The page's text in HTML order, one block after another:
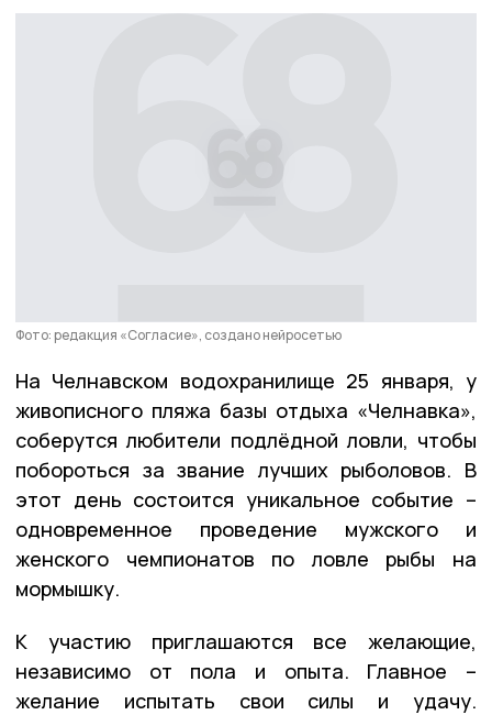
Фото: редакция «Согласие», создано нейросетью
На Челнавском водохранилище 25 января, у
живописного пляжа базы отдыха «Челнавка»,
соберутся любители подлёдной ловли, чтобы
побороться за звание лучших рыболовов. В
этот день состоится уникальное событие –
одновременное проведение мужского и
женского чемпионатов по ловле рыбы на
мормышку.
К участию приглашаются все желающие,
независимо от пола и опыта. Главное –
желание испытать свои силы и удачу.